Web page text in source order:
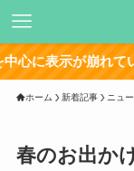
崩れている箇所
ホーム 新着記事 ニュ
春のお出か